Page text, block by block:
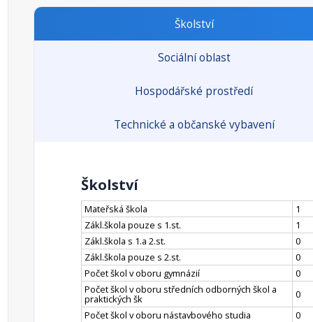
Školství
Sociální oblast
Hospodářské prostředí
Technické a občanské vybavení
Školství
Mateřská škola
1
Zákl.škola pouze s 1.st.
1
Zákl.škola s 1.a 2.st.
0
Zákl.škola pouze s 2.st.
0
Počet škol v oboru gymnázií
0
Počet škol v oboru středních odborných škol a
praktických šk
0
Počet škol v oboru nástavbového studia
0